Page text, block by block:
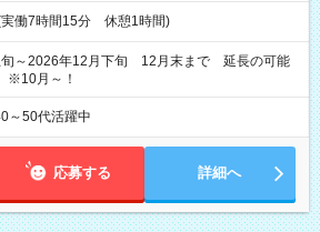
働7時間15分 休憩1時間)
旬～2026年12月下旬 12月末まで 延長の可能
※10月～！
～50代活躍中
応募する 詳細へ